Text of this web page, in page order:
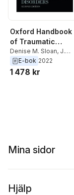
Oxford Handbook
of Traumatic
Stress Disorders
Denise M. Sloan, J.
Gayle Beck
E-bok 2022
1 478 kr
Mina sidor
Hjälp